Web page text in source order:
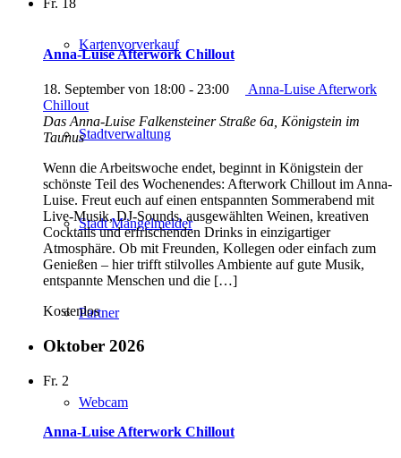
Kartenvorverkauf
Stadtverwaltung
Stadt Mängelmelder
Partner
Webcam
Anna-Luise Afterwork Chillout
18. September von 18:00 - 23:00
Anna-Luise Afterwork
Chillout
Das Anna-Luise Falkensteiner Straße 6a, Königstein im
Taunus
Wenn die Arbeitswoche endet, beginnt in Königstein der
schönste Teil des Wochenendes: Afterwork Chillout im Anna-
Luise. Freut euch auf einen entspannten Sommerabend mit
Live-Musik, DJ-Sounds, ausgewählten Weinen, kreativen
Cocktails und erfrischenden Drinks in einzigartiger
Atmosphäre. Ob mit Freunden, Kollegen oder einfach zum
Genießen – hier trifft stilvolles Ambiente auf gute Musik,
entspannte Menschen und die […]
Kostenlos
Oktober 2026
Fr. 2
Anna-Luise Afterwork Chillout